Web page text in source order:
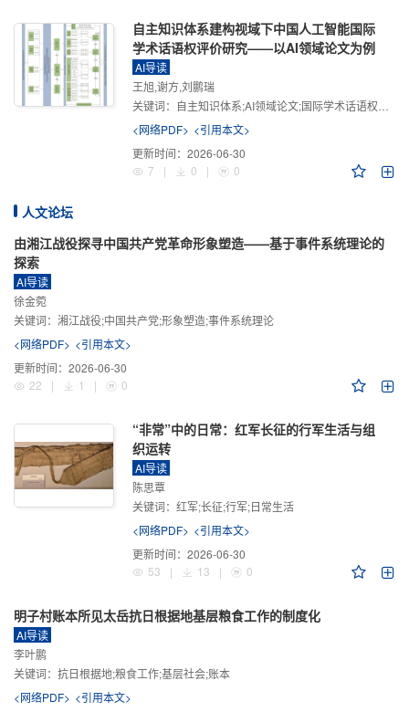
自主知识体系建构视域下中国人工智能国际
学术话语权评价研究——以AI领域论文为例
AI导读
王旭,谢方,刘鹏瑞
关键词： 自主知识体系;AI领域论文;国际学术话语权评价;学术影响力;学术感知力;学术传播力;学术引领力
<网络PDF> <引用本文>
更新时间： 2026-06-30
7
| 0 | 0
人文论坛
由湘江战役探寻中国共产党革命形象塑造——基于事件系统理论的
探索
AI导读
徐金菀
关键词： 湘江战役;中国共产党;形象塑造;事件系统理论
<网络PDF> <引用本文>
更新时间： 2026-06-30
22
| 1 | 0
“非常”中的日常：红军长征的行军生活与组
织运转
AI导读
陈思覃
关键词： 红军;长征;行军;日常生活
<网络PDF> <引用本文>
更新时间： 2026-06-30
53
| 13 | 0
明子村账本所见太岳抗日根据地基层粮食工作的制度化
AI导读
李叶鹏
关键词： 抗日根据地;粮食工作;基层社会;账本
<网络PDF> <引用本文>